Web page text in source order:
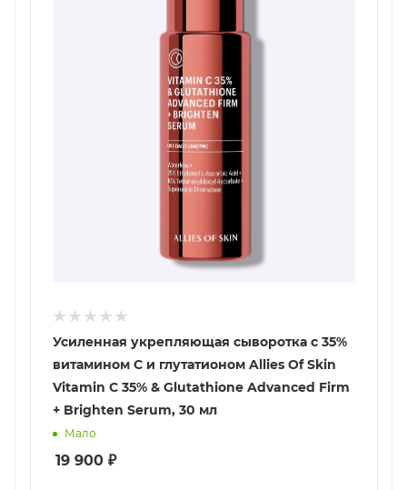
Усиленная укрепляющая сыворотка с 35%
витамином С и глутатионом Allies Of Skin
Vitamin C 35% & Glutathione Advanced Firm
+ Brighten Serum, 30 мл
Мало
19 900 ₽